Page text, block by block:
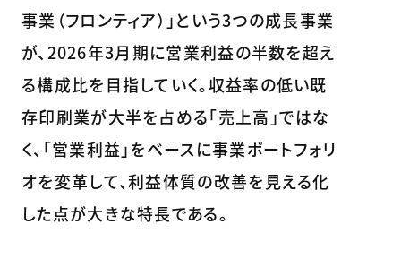
事業（フロンティア）」という3つの成長事業
が、2026年3月期に営業利益の半数を超え
る構成比を目指していく。収益率の低い既
存印刷業が大半を占める「売上高」ではな
く、「営業利益」をベースに事業ポートフォリ
オを変革して、利益体質の改善を見える化
した点が大きな特長である。